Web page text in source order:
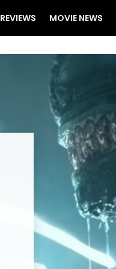
REVIEWS MOVIE NEWS